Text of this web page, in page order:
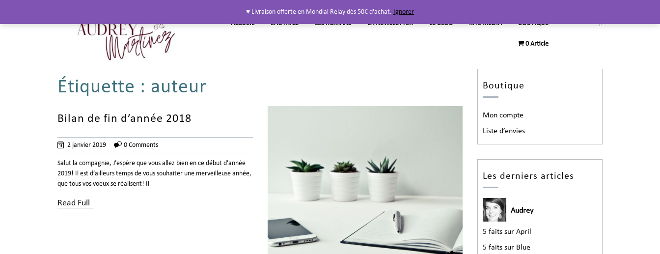
ACCUEIL L’AUTRICE LES ROMANS LA NEWSLETTER LE BLOG KITS MEDIA BOUTIQUE
0 Article
Étiquette : auteur
Bilan de fin d’année 2018
2 janvier 2019 0 Comments
Salut la compagnie, J’espère que vous allez bien en ce début d’année
2019! Il est d’ailleurs temps de vous souhaiter une merveilleuse année,
que tous vos voeux se réalisent! Il
Read Full
Boutique
Mon compte
Liste d’envies
Les derniers articles
Audrey
5 faits sur April
5 faits sur Blue
♥ Livraison offerte en Mondial Relay dès 50€ d'achat. Ignorer